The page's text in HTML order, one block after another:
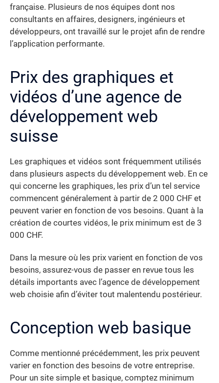
française. Plusieurs de nos équipes dont nos
consultants en affaires, designers, ingénieurs et
développeurs, ont travaillé sur le projet afin de rendre
l’application performante.
Prix des graphiques et
vidéos d’une agence de
développement web
suisse
Les graphiques et vidéos sont fréquemment utilisés
dans plusieurs aspects du développement web. En ce
qui concerne les graphiques, les prix d’un tel service
commencent généralement à partir de 2 000 CHF et
peuvent varier en fonction de vos besoins. Quant à la
création de courtes vidéos, le prix minimum est de 3
000 CHF.
Dans la mesure où les prix varient en fonction de vos
besoins, assurez-vous de passer en revue tous les
détails importants avec l’agence de développement
web choisie afin d’éviter tout malentendu postérieur.
Conception web basique
Comme mentionné précédemment, les prix peuvent
varier en fonction des besoins de votre entreprise.
Pour un site simple et basique, comptez minimum